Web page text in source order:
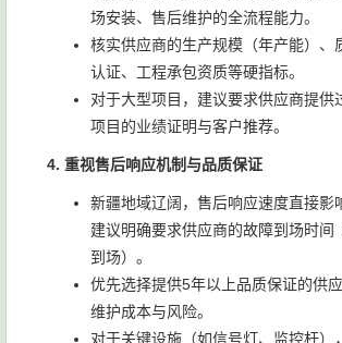
场安装、售后维护的全流程能力。
核实供应商的生产规模（年产能）、
认证、工程承包资质等硬指标。
对于大型项目，建议要求供应商提供
项目的业绩证明与客户推荐。
4. 重视售后响应机制与品质保证
新疆地域辽阔，售后响应速度直接影
建议明确要求供应商的故障到场时间
到场）。
优先选择提供5年以上品质保证的供
维护成本与风险。
对于关键设施（如信号灯、监控杆）